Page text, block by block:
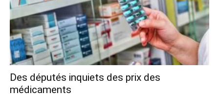
Des députés inquiets des prix des
médicaments